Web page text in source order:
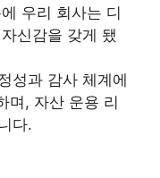
우리 회사는 디
신감을 갖게 됐
성과 감사 체계에
며, 자산 운용 리
다.